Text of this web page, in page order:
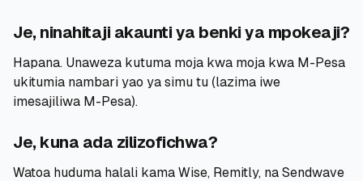
Je, ninahitaji akaunti ya benki ya mpokeaji?
Hapana. Unaweza kutuma moja kwa moja kwa M-Pesa
ukitumia nambari yao ya simu tu (lazima iwe
imesajiliwa M-Pesa).
Je, kuna ada zilizofichwa?
Watoa huduma halali kama Wise, Remitly, na Sendwave